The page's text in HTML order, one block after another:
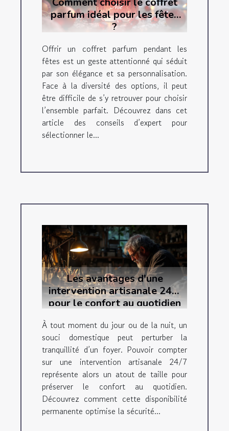
parfum idéal pour les fêtes
?
Offrir un coffret parfum pendant les
fêtes est un geste attentionné qui séduit
par son élégance et sa personnalisation.
Face à la diversité des options, il peut
être difficile de s’y retrouver pour choisir
l’ensemble parfait. Découvrez dans cet
article des conseils d’expert pour
sélectionner le...
Les avantages d'une
intervention artisanale 24/7
pour le confort au quotidien
À tout moment du jour ou de la nuit, un
souci domestique peut perturber la
tranquillité d’un foyer. Pouvoir compter
sur une intervention artisanale 24/7
représente alors un atout de taille pour
préserver le confort au quotidien.
Découvrez comment cette disponibilité
permanente optimise la sécurité...